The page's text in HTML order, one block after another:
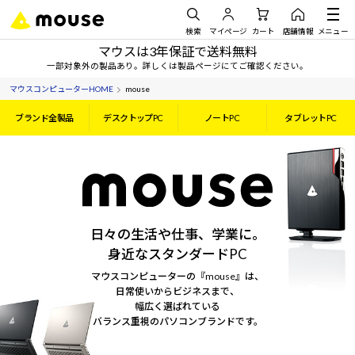
検索 マイページ カート 店舗情報 メニュー
マウスは3年保証で送料無料
一部対象外の製品あり。詳しくは製品ページにてご確認ください。
マウスコンピューターHOME mouse
ブランド全製品 デスクトップPC ノートPC タブレットPC
日々の生活や仕事、学業に。
身近なスタンダードPC
マウスコンピューターの『mouse』は、
日常使いからビジネスまで、
幅広く選ばれている
バランス重視のパソコンブランドです。